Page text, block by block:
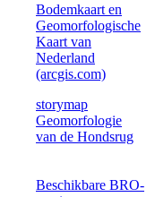
Bodemkaart en
Geomorfologische
Kaart van
Nederland
(arcgis.com)
storymap
Geomorfologie
van de Hondsrug
Beschikbare BRO-